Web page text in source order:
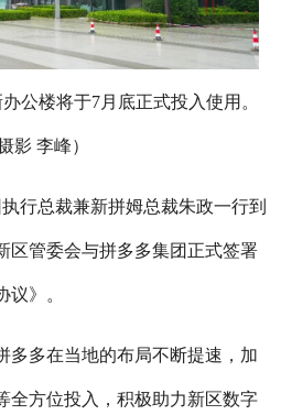
公楼将于7月底正式投入使用。
影 李峰）
行总裁兼新拼姆总裁朱政一行到
区管委会与拼多多集团 正式签署
议》。
多多在当地的布局不断提速，加
全方位投入，积极助力新区数字